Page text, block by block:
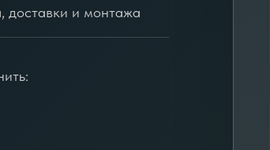
доставки и монтажа